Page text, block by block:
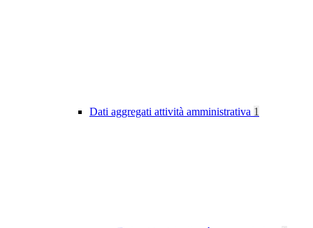
Dati aggregati attività amministrativa 1